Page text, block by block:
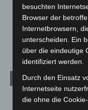
5. August 2026
Celle: Mensch stirbt
5. August 2026
Kategorien
Blaulicht
besuchten
Browser der
Internetbrowsern,
unterscheiden. Ein
über die eindeutige
identifiziert werden.
Durch den Einsatz
Internetseite
die ohne die